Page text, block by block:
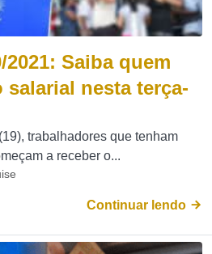
2021: Saiba quem
salarial nesta terça-
trabalhadores que tenham
a receber o...
Continuar lendo